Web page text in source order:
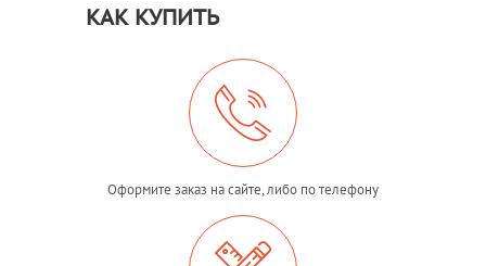
КАК КУПИТЬ
Оформите заказ на сайте, либо по телефону